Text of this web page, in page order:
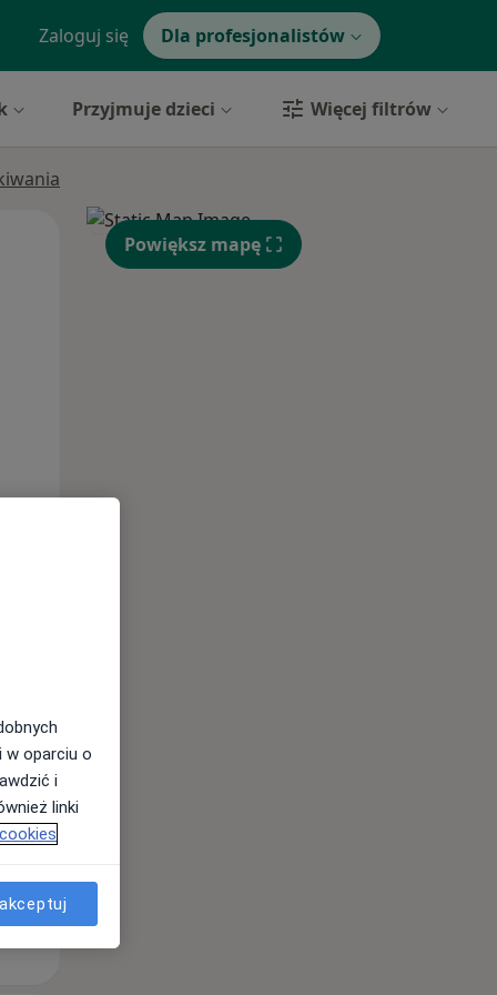
Zaloguj się Dla profesjonalistów
Przyjmuje dzieci Więcej filtrów
Wt, Śr,
Powiększ mapę
w oparciu o
i
linki